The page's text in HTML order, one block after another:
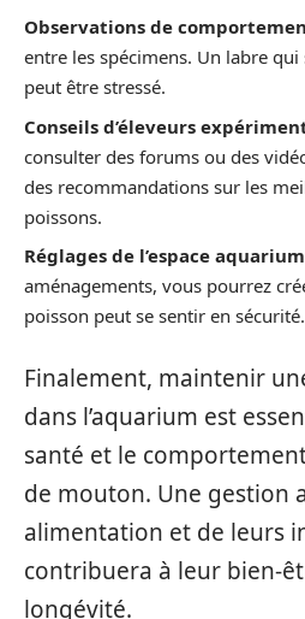
Observations de
entre les spécimens. Un labre
peut être stressé.
Conseils d’éleveurs
consulter des forums ou des
des recommandations sur les
poissons.
Réglages de l’espace aquarium
aménagements, vous pourrez
poisson peut se sentir en sécurité.
Finalement, maintenir
dans l’aquarium est
santé et le
de mouton. Une gestion
alimentation et de leurs
contribuera à leur bien-
longévité.